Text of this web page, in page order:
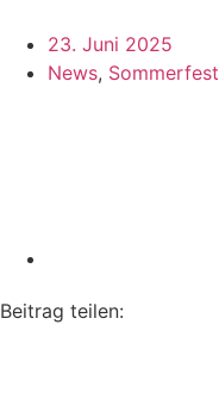
23. Juni 2025
News, Sommerfest
Beitrag teilen: